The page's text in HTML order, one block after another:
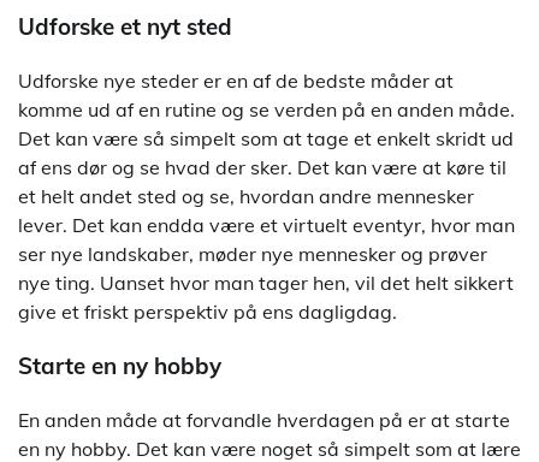
Udforske et nyt sted
Udforske nye steder er en af de bedste måder at
komme ud af en rutine og se verden på en anden måde.
Det kan være så simpelt som at tage et enkelt skridt ud
af ens dør og se hvad der sker. Det kan være at køre til
et helt andet sted og se, hvordan andre mennesker
lever. Det kan endda være et virtuelt eventyr, hvor man
ser nye landskaber, møder nye mennesker og prøver
nye ting. Uanset hvor man tager hen, vil det helt sikkert
give et friskt perspektiv på ens dagligdag.
Starte en ny hobby
En anden måde at forvandle hverdagen på er at starte
en ny hobby. Det kan være noget så simpelt som at lære